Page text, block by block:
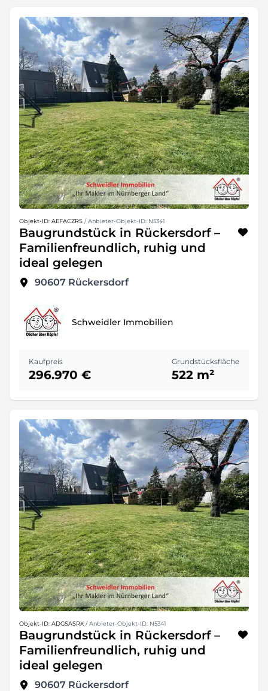
Objekt-ID: AEFACZRS / Anbieter-Objekt-ID: N5341
Baugrundstück in Rückersdorf –
Familienfreundlich, ruhig und
ideal gelegen
90607 Rückersdorf
Schweidler Immobilien
Kaufpreis
296.970 €
Grundstücksfläche
522 m²
Objekt-ID: ADGSASRX / Anbieter-Objekt-ID: N5341
Baugrundstück in Rückersdorf –
Familienfreundlich, ruhig und
ideal gelegen
90607 Rückersdorf